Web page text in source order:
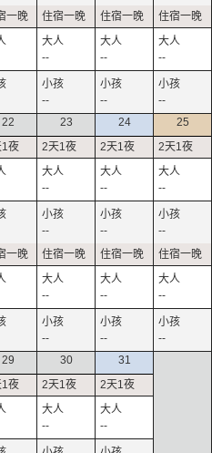
--
--
--
--
--
--
22 23
--
--
--
--
24
--
--
--
--
25
--
--
--
--
29 30
--
31
--